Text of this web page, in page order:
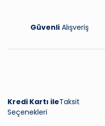
Güvenli Alışveriş
Kredi Kartı ileTaksit
Seçenekleri